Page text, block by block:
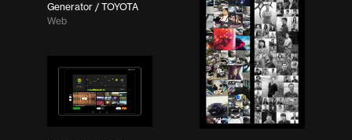
Generator / TOYOTA
Web